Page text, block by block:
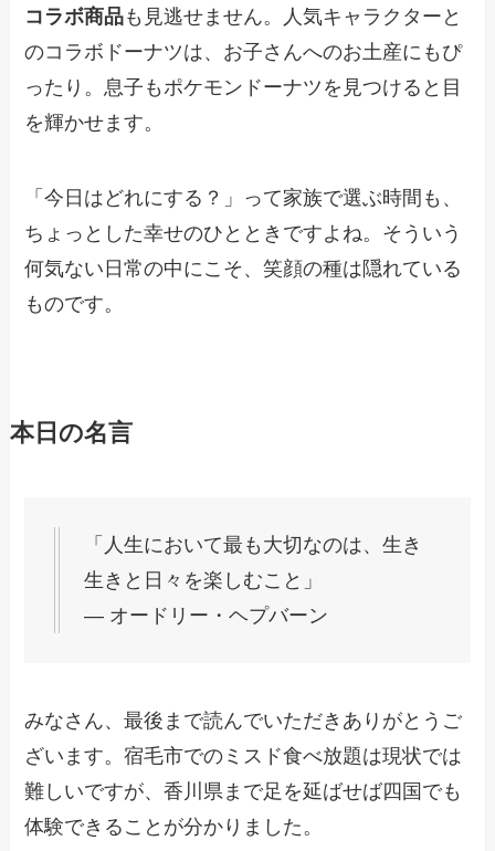
コラボ商品も見逃せません。人気キャラクターと
のコラボドーナツは、お子さんへのお土産にもぴ
ったり。息子もポケモンドーナツを見つけると目
を輝かせます。
「今日はどれにする？」って家族で選ぶ時間も、
ちょっとした幸せのひとときですよね。そういう
何気ない日常の中にこそ、笑顔の種は隠れている
ものです。
本日の名言
「人生において最も大切なのは、生き
生きと日々を楽しむこと」
— オードリー・ヘプバーン
みなさん、最後まで読んでいただきありがとうご
ざいます。宿毛市でのミスド食べ放題は現状では
難しいですが、香川県まで足を延ばせば四国でも
体験できることが分かりました。